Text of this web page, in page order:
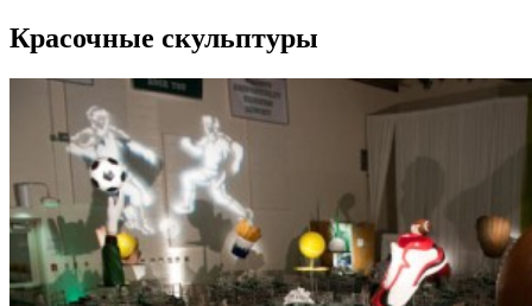
Красочные скульптуры